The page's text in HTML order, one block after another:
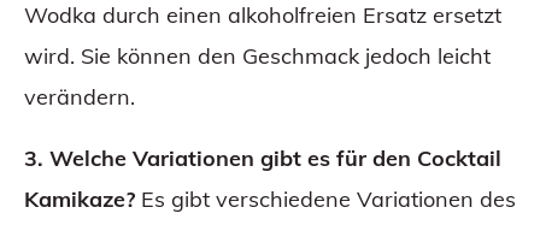
Wodka durch einen alkoholfreien Ersatz ersetzt
wird. Sie können den Geschmack jedoch leicht
verändern.
3. Welche Variationen gibt es für den Cocktail
Kamikaze? Es gibt verschiedene Variationen des